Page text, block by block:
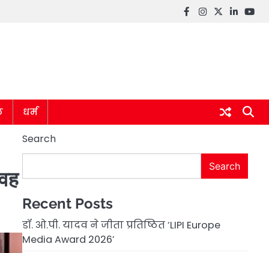
Facebook
instagram
twitter
linkedin
धर्म
Search
Search
Recent Posts
डॉ. ओ.पी. यादव ने जीता प्रतिष्ठित ‘LIPI Europe
Media Award 2026’